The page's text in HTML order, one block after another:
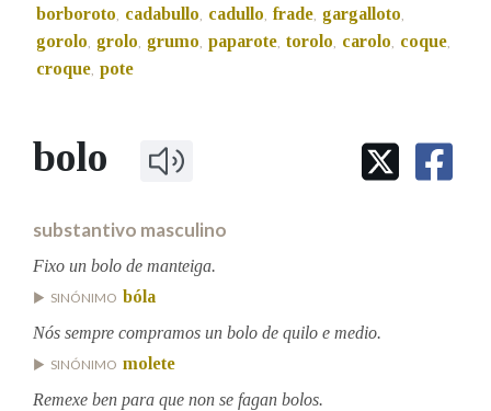
OUTRAS OPCIÓNS DE BUSCA
borboroto, cadabullo, cadullo, frade, gargalloto,
gorolo, grolo, grumo, paparote, torolo, carolo, coque,
croque, pote
bolo
substantivo masculino
Fixo un bolo de manteiga.
SINÓNIMO bóla
Nós sempre compramos un bolo de quilo e medio.
SINÓNIMO molete
Remexe ben para que non se fagan bolos.